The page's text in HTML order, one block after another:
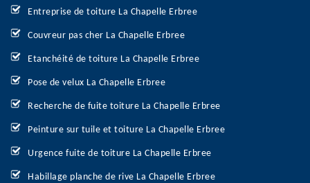
Entreprise de toiture La Chapelle Erbree
Couvreur pas cher La Chapelle Erbree
Etanchéité de toiture La Chapelle Erbree
Pose de velux La Chapelle Erbree
Recherche de fuite toiture La Chapelle Erbree
Peinture sur tuile et toiture La Chapelle Erbree
Urgence fuite de toiture La Chapelle Erbree
Habillage planche de rive La Chapelle Erbree